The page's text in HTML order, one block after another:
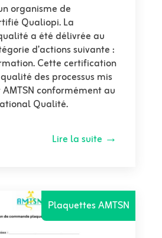
organisme de
Qualiopi. La
a été délivrée au
d’actions suivante :
Cette certification
des processus mis
conformément au
Qualité.
Lire la suite →
Plaquettes AMTSN